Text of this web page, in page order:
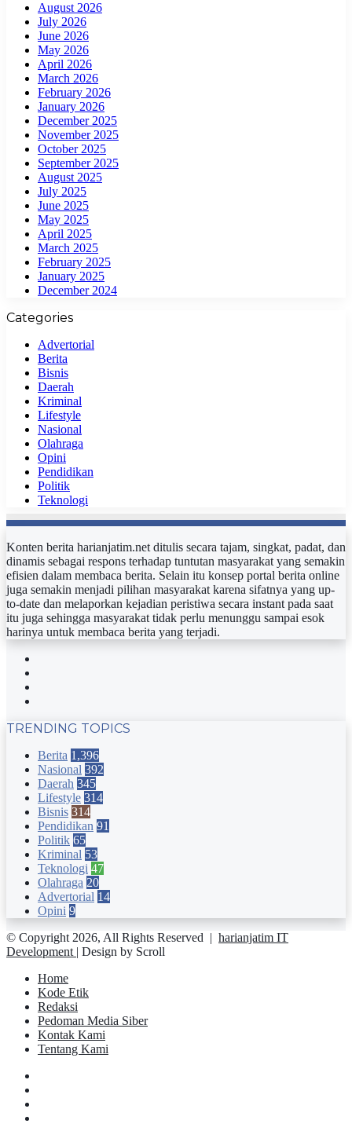
August 2026
July 2026
June 2026
May 2026
April 2026
March 2026
February 2026
January 2026
December 2025
November 2025
October 2025
September 2025
August 2025
July 2025
June 2025
May 2025
April 2025
March 2025
February 2025
January 2025
December 2024
Categories
Advertorial
Berita
Bisnis
Daerah
Kriminal
Lifestyle
Nasional
Olahraga
Opini
Pendidikan
Politik
Teknologi
Konten berita harianjatim.net ditulis secara tajam, singkat, padat, dan
dinamis sebagai respons terhadap tuntutan masyarakat yang semakin
efisien dalam membaca berita. Selain itu konsep portal berita online
juga semakin menjadi pilihan masyarakat karena sifatnya yang up-
to-date dan melaporkan kejadian peristiwa secara instant pada saat
itu juga sehingga masyarakat tidak perlu menunggu sampai esok
harinya untuk membaca berita yang terjadi.
TRENDING TOPICS
Berita 1,396
Nasional 392
Daerah 345
Lifestyle 314
Bisnis 314
Pendidikan 91
Politik 65
Kriminal 53
Teknologi 47
Olahraga 20
Advertorial 14
Opini 9
© Copyright 2026, All Rights Reserved | harianjatim IT
Development | Design by Scroll
Home
Kode Etik
Redaksi
Pedoman Media Siber
Kontak Kami
Tentang Kami